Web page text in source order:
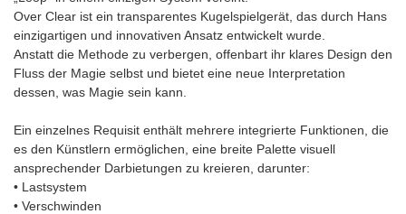
Over Clear ist ein transparentes Kugelspielgerät, das durch Hans
einzigartigen und innovativen Ansatz entwickelt wurde.
Anstatt die Methode zu verbergen, offenbart ihr klares Design den
Fluss der Magie selbst und bietet eine neue Interpretation
dessen, was Magie sein kann.
Ein einzelnes Requisit enthält mehrere integrierte Funktionen, die
es den Künstlern ermöglichen, eine breite Palette visuell
ansprechender Darbietungen zu kreieren, darunter:
• Lastsystem
• Verschwinden